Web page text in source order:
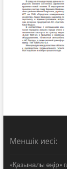
Меншік иесі:
«Қазыналы өңір»